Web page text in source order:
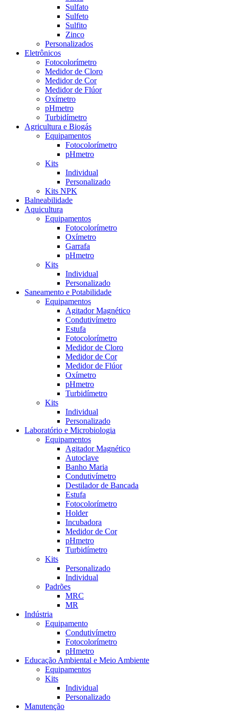
Sulfato
Sulfeto
Sulfito
Zinco
Personalizados
Eletrônicos
Fotocolorímetro
Medidor de Cloro
Medidor de Cor
Medidor de Flúor
Oxímetro
pHmetro
Turbidímetro
Agricultura e Biogás
Equipamentos
Fotocolorímetro
pHmetro
Kits
Individual
Personalizado
Kits NPK
Balneabilidade
Aquicultura
Equipamentos
Fotocolorímetro
Oxímetro
Garrafa
pHmetro
Kits
Individual
Personalizado
Saneamento e Potabilidade
Equipamentos
Agitador Magnético
Condutivímetro
Estufa
Fotocolorímetro
Medidor de Cloro
Medidor de Cor
Medidor de Flúor
Oxímetro
pHmetro
Turbidímetro
Kits
Individual
Personalizado
Laboratório e Microbiologia
Equipamentos
Agitador Magnético
Autoclave
Banho Maria
Condutivímetro
Destilador de Bancada
Estufa
Fotocolorímetro
Holder
Incubadora
Medidor de Cor
pHmetro
Turbidímetro
Kits
Personalizado
Individual
Padrões
MRC
MR
Indústria
Equipamento
Condutivímetro
Fotocolorímetro
pHmetro
Educação Ambiental e Meio Ambiente
Equipamentos
Kits
Individual
Personalizado
Manutenção